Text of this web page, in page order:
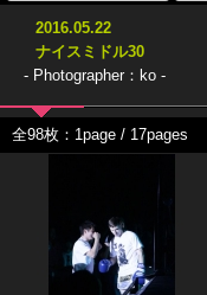
全興行を表示
ナイスミドル
アマチュアキック
協議会
全日本学生キック
建武館キッズ大会
Bigbang
おやじファイト
2016.05.22
ナイスミドル30
- Photographer：ko -
全98枚：1page / 17pages